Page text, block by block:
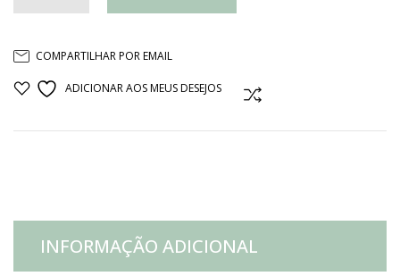
lances
COMPARTILHAR POR EMAIL
ADICIONAR AOS MEUS DESEJOS
INFORMAÇÃO ADICIONAL